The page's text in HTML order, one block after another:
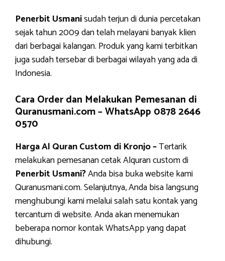
Penerbit Usmanisudah terjun di dunia percetakan
sejak tahun 2009 dan telah melayani banyak klien
dari berbagai kalangan. Produk yang kami terbitkan
juga sudah tersebar di berbagai wilayah yang ada di
Indonesia.
Cara Order dan Melakukan Pemesanan di
Quranusmani.com –WhatsApp 0878 2646
0570
Harga Al Quran Custom di Kronjo –Tertarik
melakukan pemesanan cetak Alquran custom di
Penerbit Usmani?Anda bisa buka website kami
Quranusmani.com. Selanjutnya, Anda bisa langsung
menghubungi kami melalui salah satu kontak yang
tercantum di website. Anda akan menemukan
beberapa nomor kontak WhatsApp yang dapat
dihubungi.